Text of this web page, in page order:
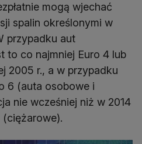
mogą wjechać
spalin określonymi w
przypadku aut
to co najmniej Euro 4 lub
2005 r., a w przypadku
6 (auta osobowe i
nie wcześniej niż w 2014
(ciężarowe).